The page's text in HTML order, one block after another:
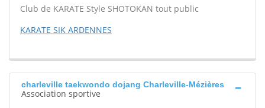
Club de KARATE Style SHOTOKAN tout public
KARATE SIK ARDENNES
charleville taekwondo dojang Charleville-Mézières
Association sportive